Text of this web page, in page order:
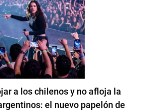
a los chilenos y no afloja la
el nuevo papelón de